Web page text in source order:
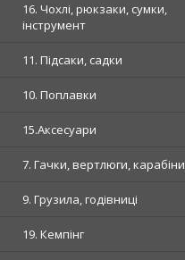
16. Чохлі, рюкзаки, сумки,
інструмент
11. Підсаки, садки
10. Поплавки
15.Аксесуари
7. Гачки, вертлюги, карабіни
9. Грузила, годівниці
19. Кемпінг